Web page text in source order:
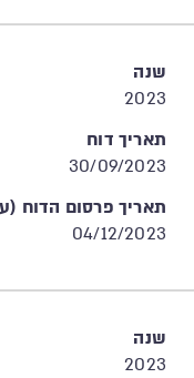
שנה
2023
תאריך דוח
30/09/2023
תאריך פרסום הדוח
04/12/2023
שנה
2023